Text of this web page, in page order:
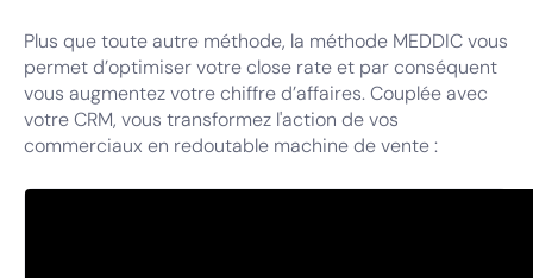
Plus que toute autre méthode, la méthode MEDDIC vous
permet d’optimiser votre close rate et par conséquent
vous augmentez votre chiffre d’affaires. Couplée avec
votre CRM, vous transformez l'action de vos
commerciaux en redoutable machine de vente :